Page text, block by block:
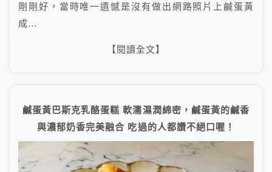
剛剛好，當時唯一遺憾是沒有做出網路照片上鹹蛋黃
成…
【閱讀全文】
鹹蛋黃巴斯克乳酪蛋糕 軟濡濕潤綿密，鹹蛋黃的鹹香
與濃郁奶香完美融合 吃過的人都讚不絕口喔！